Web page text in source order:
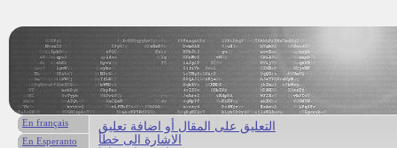
التعليق على المقال أو اضافة تعليق
الاشارة الى خطأ
En français
En Esperanto